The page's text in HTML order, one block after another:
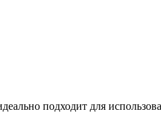
подходит для